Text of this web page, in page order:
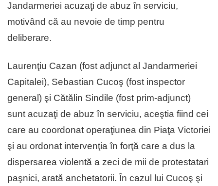
Jandarmeriei acuzaţi de abuz în serviciu,
motivând că au nevoie de timp pentru
deliberare.
Laurenţiu Cazan (fost adjunct al Jandarmeriei
Capitalei), Sebastian Cucoş (fost inspector
general) şi Cătălin Sindile (fost prim-adjunct)
sunt acuzaţi de abuz în serviciu, aceştia fiind cei
care au coordonat operaţiunea din Piaţa Victoriei
şi au ordonat intervenţia în forţă care a dus la
dispersarea violentă a zeci de mii de protestatari
paşnici, arată anchetatorii. În cazul lui Cucoş şi